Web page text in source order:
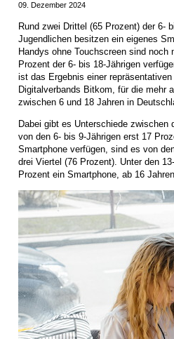
09. Dezember 2024
Rund zwei Drittel (65 Prozent) der 6-
Jugendlichen besitzen ein eigenes
Handys ohne Touchscreen sind noch
Prozent der 6- bis 18-Jährigen
ist das Ergebnis einer
Digitalverbands Bitkom, für die mehr
zwischen 6 und 18 Jahren in
Dabei gibt es Unterschiede zwischen
von den 6- bis 9-Jährigen erst 17
Smartphone verfügen, sind es von
drei Viertel (76 Prozent). Unter den
Prozent ein Smartphone, ab 16